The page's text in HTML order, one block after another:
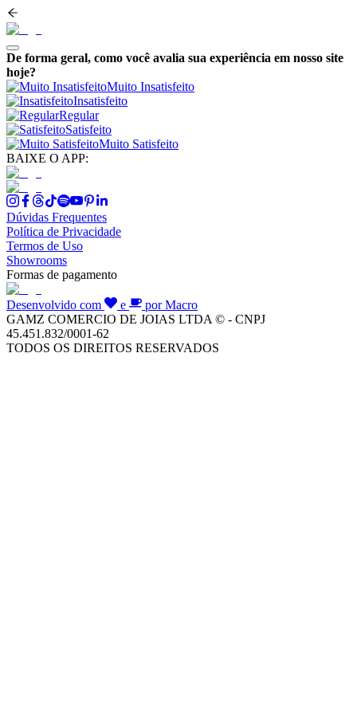
De forma geral, como você avalia sua experiência em nosso site
hoje?
Muito Insatisfeito
Insatisfeito
Regular
Satisfeito
Muito Satisfeito
BAIXE O APP:
Dúvidas Frequentes
Política de Privacidade
Termos de Uso
Showrooms
Formas de pagamento
Desenvolvido com e
por Macro
GAMZ COMERCIO DE JOIAS LTDA © - CNPJ
45.451.832/0001-62
TODOS OS DIREITOS RESERVADOS